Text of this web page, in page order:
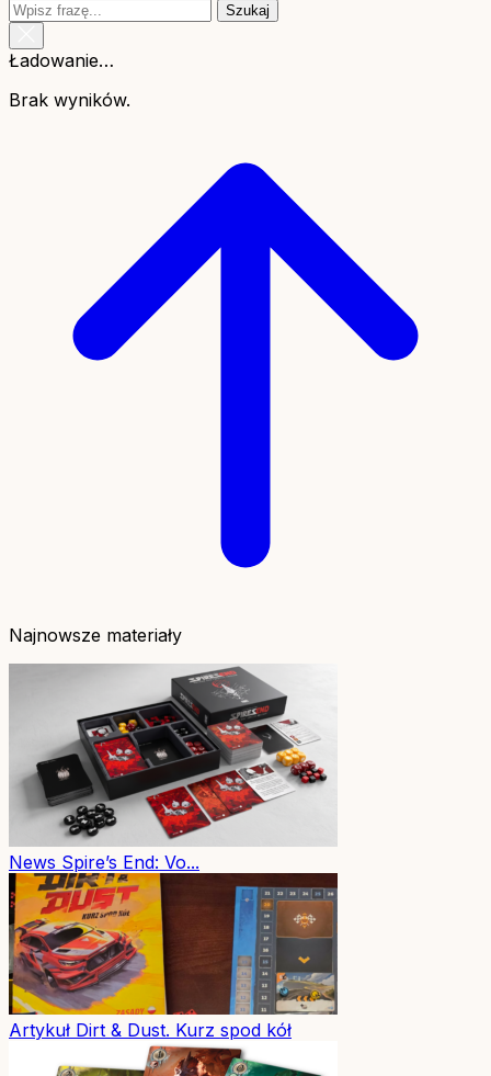
Szukaj
Ładowanie…
Brak wyników.
Najnowsze materiały
News Spire’s End: Vo...
Artykuł Dirt & Dust. Kurz spod kół